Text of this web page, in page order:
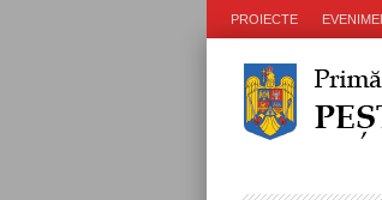
PROIECTE